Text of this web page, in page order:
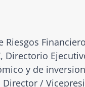
Riesgos
y de
/